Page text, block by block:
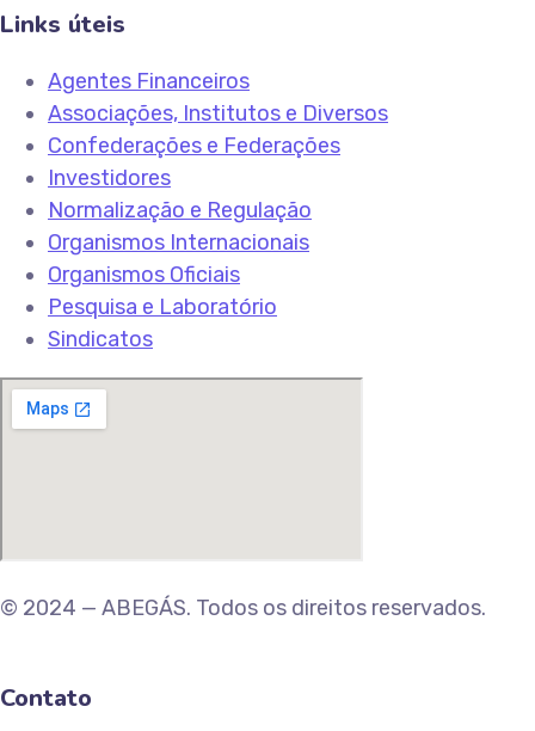
Links úteis
Agentes Financeiros
Associações, Institutos e Diversos
Confederações e Federações
Investidores
Normalização e Regulação
Organismos Internacionais
Organismos Oficiais
Pesquisa e Laboratório
Sindicatos
© 2024 — ABEGÁS. Todos os direitos reservados.
Contato